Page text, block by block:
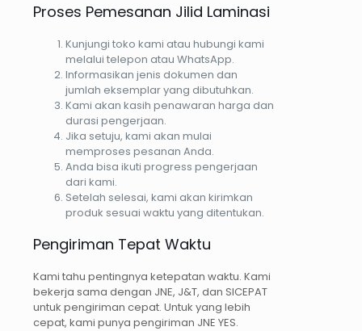
Proses Pemesanan Jilid Laminasi
Kunjungi toko kami atau hubungi kami
melalui telepon atau WhatsApp.
Informasikan jenis dokumen dan
jumlah eksemplar yang dibutuhkan.
Kami akan kasih penawaran harga dan
durasi pengerjaan.
Jika setuju, kami akan mulai
memproses pesanan Anda.
Anda bisa ikuti progress pengerjaan
dari kami.
Setelah selesai, kami akan kirimkan
produk sesuai waktu yang ditentukan.
Pengiriman Tepat Waktu
Kami tahu pentingnya ketepatan waktu. Kami
bekerja sama dengan JNE, J&T, dan SICEPAT
untuk pengiriman cepat. Untuk yang lebih
cepat, kami punya pengiriman JNE YES.